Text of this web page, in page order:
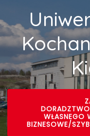
WŁASNEGO
BIZNESOWE/